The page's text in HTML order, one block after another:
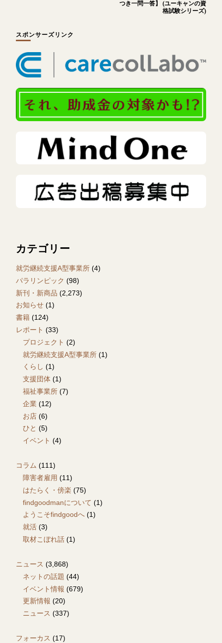
つき一問一答】 (ユーキャンの資
格試験シリーズ)
スポンサーズリンク
カテゴリー
就労継続支援A型事業所 (4)
パラリンピック (98)
新刊・新商品 (2,273)
お知らせ (1)
書籍 (124)
レポート (33)
プロジェクト (2)
就労継続支援A型事業所 (1)
くらし (1)
支援団体 (1)
福祉事業所 (7)
企業 (12)
お店 (6)
ひと (5)
イベント (4)
コラム (111)
障害者雇用 (11)
はたらく・傍楽 (75)
findgoodmanについて (1)
ようこそfindgoodへ (1)
就活 (3)
取材こぼれ話 (1)
ニュース (3,868)
ネットの話題 (44)
イベント情報 (679)
更新情報 (20)
ニュース (337)
フォーカス (17)